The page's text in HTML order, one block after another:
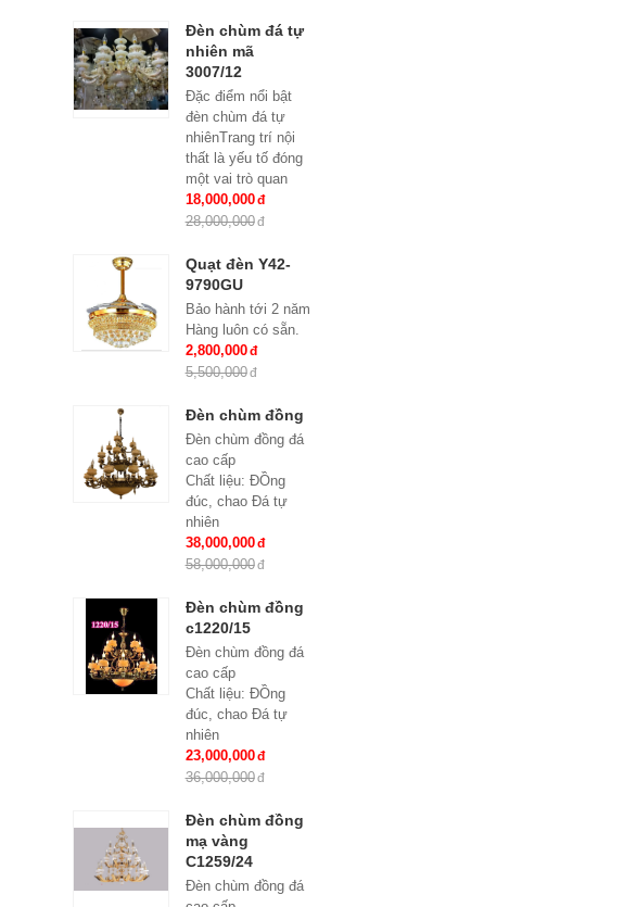
Đèn chùm đá tự
nhiên mã
3007/12
Đặc điểm nổi bật
đèn chùm đá tự
nhiênTrang trí nội
thất là yếu tố đóng
một vai trò quan
trọng, đem lại
những giá trị thực
18,000,000
28,000,000
Quạt đèn Y42-
9790GU
Bảo hành tới 2 năm
Hàng luôn có sẵn.
2,800,000
5,500,000
Đèn chùm đồng
Đèn chùm đồng đá
cao cấp
Chất liệu: ĐỒng
đúc, chao Đá tự
nhiên
Số lượng tay : 24
tay
mm
Bóng đèn: Bóng led
tiết kiệm điện
E14*24
Bảo hành: 2 năm
38,000,000
58,000,000
Đèn chùm đồng
c1220/15
Đèn chùm đồng đá
cao cấp
Chất liệu: ĐỒng
đúc, chao Đá tự
nhiên
Số lượng tay : 15
tay
Bóng đèn: Bóng led
tiết kiệm điện
E14*15
Bảo hành: 2 năm
23,000,000
36,000,000
Đèn chùm đồng
mạ vàng
C1259/24
Đèn chùm đồng đá